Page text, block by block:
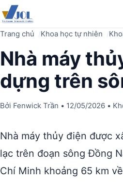
Trang chủ Khoa học tự nhiên
Nhà máy
dựng trên
Bởi Fenwick Trần • 12/05/2026 •
Nhà máy thủy điện được
lạc trên đoạn sông Đồng
Chí Minh khoảng 65 km